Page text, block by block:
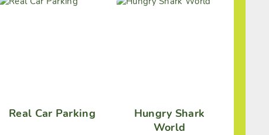
Real Car Parking
Hungry Shark
World